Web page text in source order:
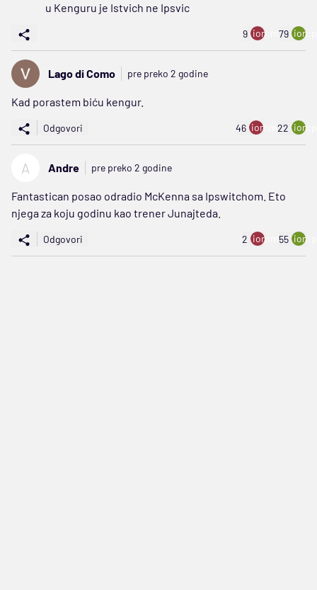
u Kenguru je Istvich ne Ipsvic
9 ion:minus
79
Lago di Como pre preko 2 godine
Kad porastem biću kengur.
Odgovori 46 ion:minus
22
A Andre pre preko 2 godine
Fantastican posao odradio McKenna sa Ipswitchom. Eto
njega za koju godinu kao trener Junajteda.
Odgovori 2 ion:minus
55